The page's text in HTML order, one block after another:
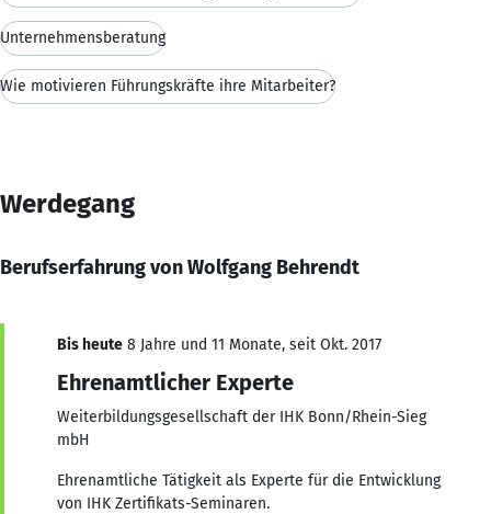
Unternehmensberatung
Wie motivieren Führungskräfte ihre Mitarbeiter?
Werdegang
Berufserfahrung von Wolfgang Behrendt
Bis heute 8 Jahre und 11 Monate, seit Okt. 2017
Ehrenamtlicher Experte
Weiterbildungsgesellschaft der IHK Bonn/Rhein-Sieg
mbH
Ehrenamtliche Tätigkeit als Experte für die Entwicklung
von IHK Zertifikats-Seminaren.